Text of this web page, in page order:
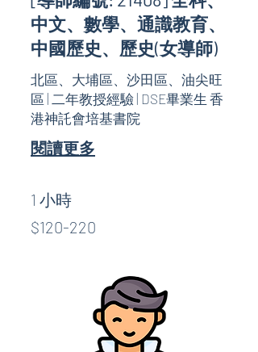
中文、數學、通識教育、
中國歷史、歷史(女導師)
北區、大埔區、沙田區、油尖旺
區 | 二年教授經驗 | DSE畢業生 香
港神託會培基書院
閱讀更多
1 小時
220
$120-220